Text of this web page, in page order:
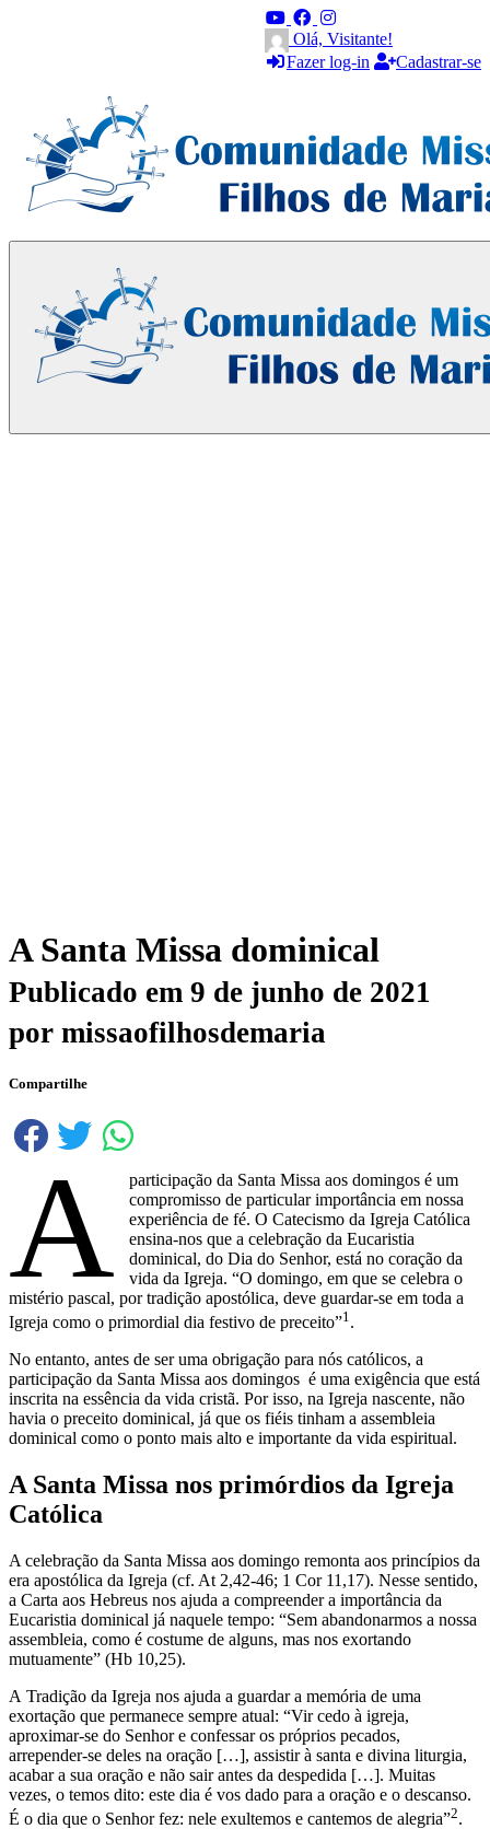
Olá, Visitante!
Fazer log-in
Cadastrar-se
A Santa Missa dominical
Publicado em 9 de junho de 2021
por missaofilhosdemaria
Compartilhe
A
participação da Santa Missa aos domingos é um
compromisso de particular importância em nossa
experiência de fé. O Catecismo da Igreja Católica
ensina-nos que a celebração da Eucaristia
dominical, do Dia do Senhor, está no coração da
vida da Igreja. “O domingo, em que se celebra o
mistério pascal, por tradição apostólica, deve guardar-se em toda a
Igreja como o primordial dia festivo de preceito”1 .
No entanto, antes de ser uma obrigação para nós católicos, a
participação da Santa Missa aos domingos é uma exigência que está
inscrita na essência da vida cristã. Por isso, na Igreja nascente, não
havia o preceito dominical, já que os fiéis tinham a assembleia
dominical como o ponto mais alto e importante da vida espiritual.
A Santa Missa nos primórdios da Igreja
Católica
A celebração da Santa Missa aos domingo remonta aos princípios da
era apostólica da Igreja (cf. At 2,42-46; 1 Cor 11,17). Nesse sentido,
a Carta aos Hebreus nos ajuda a compreender a importância da
Eucaristia dominical já naquele tempo: “Sem abandonarmos a nossa
assembleia, como é costume de alguns, mas nos exortando
mutuamente” (Hb 10,25).
A Tradição da Igreja nos ajuda a guardar a memória de uma
exortação que permanece sempre atual: “Vir cedo à igreja,
aproximar-se do Senhor e confessar os próprios pecados,
arrepender-se deles na oração […], assistir à santa e divina liturgia,
acabar a sua oração e não sair antes da despedida […]. Muitas
vezes, o temos dito: este dia é vos dado para a oração e o descanso.
É o dia que o Senhor fez: nele exultemos e cantemos de alegria”2.